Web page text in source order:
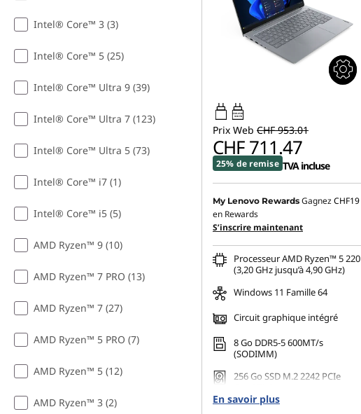
Intel® Core™ 3 (3)
Intel® Core™ 5 (25)
Intel® Core™ Ultra 9 (39)
Intel® Core™ Ultra 7 (123)
Intel® Core™ Ultra 5 (73)
Intel® Core™ i7 (1)
Intel® Core™ i5 (5)
AMD Ryzen™ 9 (10)
AMD Ryzen™ 7 PRO (13)
AMD Ryzen™ 7 (27)
AMD Ryzen™ 5 PRO (7)
AMD Ryzen™ 5 (12)
AMD Ryzen™ 3 (2)
65W-65W
USB PD
Prix Web CHF 953.01
CHF 711.47
25% de remise TVA incluse
My Lenovo Rewards GagnezCHF19
en Rewards
S’inscrire maintenant
Processeur AMD Ryzen™ 5 220
(3,20 GHz jusqu’à 4,90 GHz)
Windows 11 Famille 64
Circuit graphique intégré
8 Go DDR5-5 600MT/s
(SODIMM)
256 Go SSD M.2 2242 PCIe
En savoir plus